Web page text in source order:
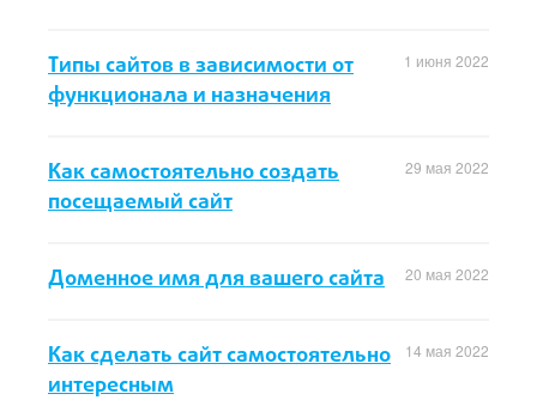
1 июня 2022
Типы сайтов в зависимости от
функционала и назначения
29 мая 2022
Как самостоятельно создать
посещаемый сайт
20 мая 2022
Доменное имя для вашего сайта
14 мая 2022
Как сделать сайт самостоятельно
интересным